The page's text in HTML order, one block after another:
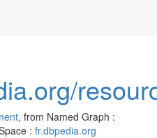
, from Named Graph :
: fr.dbpedia.org